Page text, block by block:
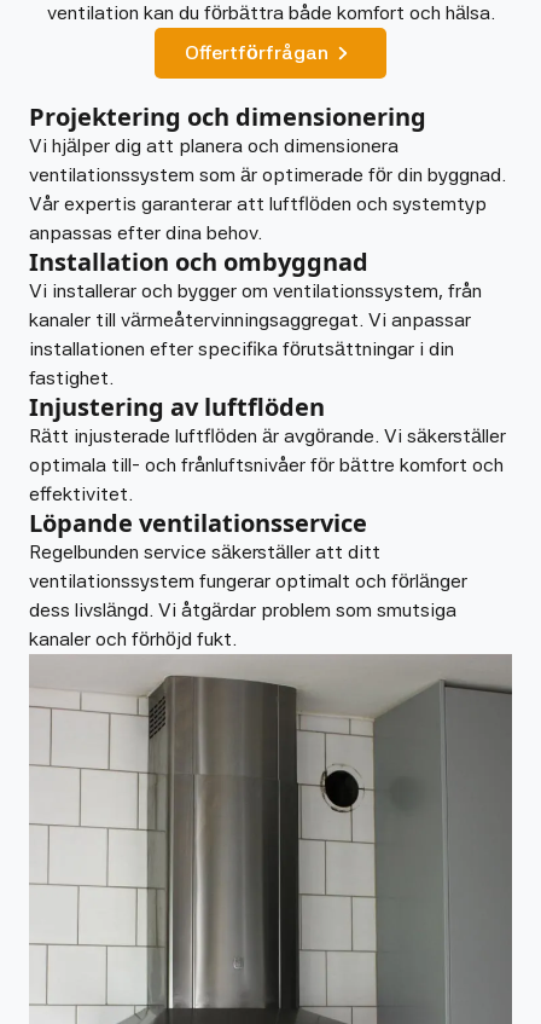
ventilation kan du förbättra både komfort och hälsa.
Offertförfrågan
Projektering och dimensionering
Vi hjälper dig att planera och dimensionera
ventilationssystem som är optimerade för din byggnad.
Vår expertis garanterar att luftflöden och systemtyp
anpassas efter dina behov.
Installation och ombyggnad
Vi installerar och bygger om ventilationssystem, från
kanaler till värmeåtervinningsaggregat. Vi anpassar
installationen efter specifika förutsättningar i din
fastighet.
Injustering av luftflöden
Rätt injusterade luftflöden är avgörande. Vi säkerställer
optimala till- och frånluftsnivåer för bättre komfort och
effektivitet.
Löpande ventilationsservice
Regelbunden service säkerställer att ditt
ventilationssystem fungerar optimalt och förlänger
dess livslängd. Vi åtgärdar problem som smutsiga
kanaler och förhöjd fukt.